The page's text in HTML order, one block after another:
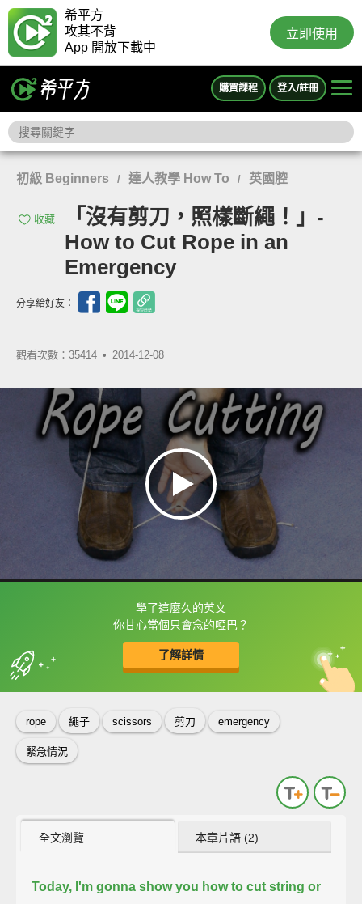
希平方
攻其不背
App 開放下載中
立即使用
購買課程 登入/註冊
初級 Beginners / 達人教學 How To / 英國腔
收藏
「沒有剪刀，照樣斷繩！」-
How to Cut Rope in an
Emergency
分享給好友：
觀看次數：35414 • 2014-12-08
學了這麼久的英文
你甘心當個只會念的啞巴？
了解詳情
框選或點兩下字幕可以直接查字典喔！
收錄佳句 中
英
rope 繩子 scissors 剪刀 emergency
緊急情況
全文瀏覽 本章片語 (2)
Today, I'm gonna show you how to cut string or